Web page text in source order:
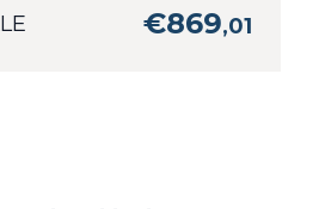
€869,01